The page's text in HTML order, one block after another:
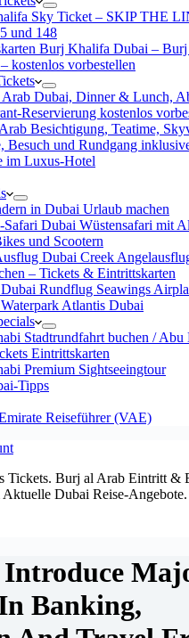
Sky Ticket – SKIP THE
und 148
Burj Khalifa Dubai –
kostenlos vorbestellen
Dubai, Dinner & Lunch,
Reservierung kostenlos
Besichtigung, Teatime,
Besuch und Rundgang
im Luxus-Hotel
in Dubai Urlaub machen
Safari Dubai Wüstensafari mit
und Scootern
Dubai Creek
– Tickets & Eintrittskarten
Rundflug Seawings
Atlantis Dubai
Stadtrundfahrt buchen /
Eintrittskarten
Premium Sightseeingtour
Tipps
Reiseführer (VAE)
Tickets. Burj al Arab Eintritt &
Dubai Reise-Angebote.
Introduce
Banking,